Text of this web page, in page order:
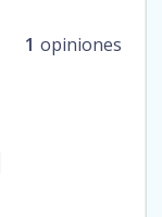
1 opiniones